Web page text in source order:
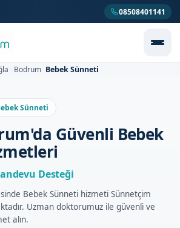
08508401141
Bodrum Bebek Sünneti
Sünneti
Güvenli Bebek
Desteği
Bebek Sünneti hizmeti Sünnetçim
Uzman doktorumuz ile güvenli ve
alın.